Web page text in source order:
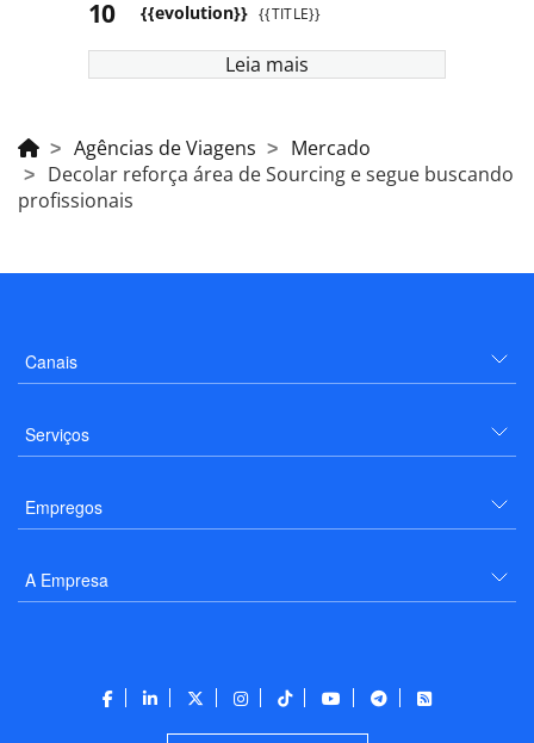
{{evolution}} {{TITLE}}
Leia mais
Agências de Viagens
Mercado
Decolar reforça área de Sourcing e segue buscando
profissionais
Canais
Serviços
Empregos
A Empresa